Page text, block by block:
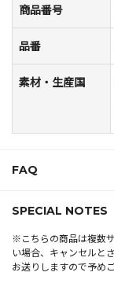
商品番号
品番
素材・生産国
FAQ
SPECIAL NOTES
※こちらの商品は複数
い場合、キャンセルと
お送りしますので予め